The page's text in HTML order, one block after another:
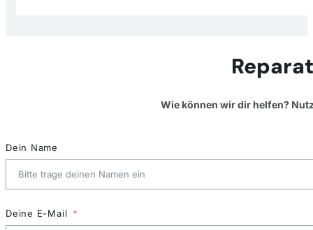
Wie können wir dir helfen?
Dein Name
Deine E-Mail